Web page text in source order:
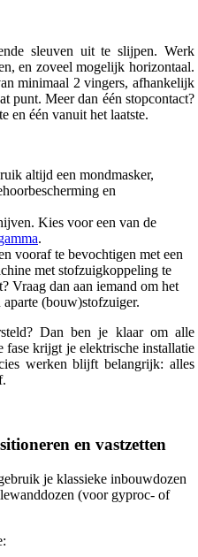
sleuven uit te slijpen. Werk
en zoveel mogelijk horizontaal.
minimaal 2 vingers, afhankelijk
punt. Meer dan één stopcontact?
en één vanuit het laatste.
altijd een mondmasker,
en
Kies voor een van de
.
vooraf te bevochtigen met een
met stofzuigkoppeling te
Vraag dan aan iemand om het
(bouw)stofzuiger.
Dan ben je klaar om alle
fase krijgt je elektrische installatie
werken blijft belangrijk: alles
en vastzetten
je klassieke inbouwdozen
(voor gyproc- of